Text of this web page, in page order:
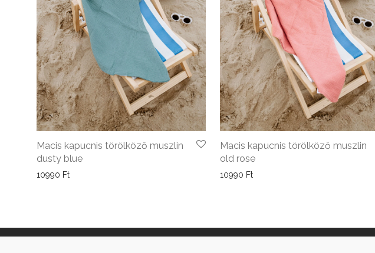
Macis kapucnis törölköző muszlin
dusty blue
10990 Ft
Macis kapucnis törölköző muszlin
old rose
10990 Ft